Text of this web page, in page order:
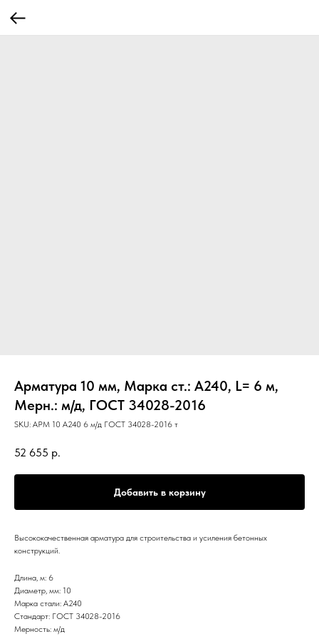
Арматура 10 мм, Марка ст.: А240, L= 6 м,
Мерн.: м/д, ГОСТ 34028-2016
SKU: АРМ 10 А240 6 м/д ГОСТ 34028-2016 т
52 655 р.
Добавить в корзину
Высококачественная арматура для строительства и усиления бетонных
конструкций.
Длина, м: 6
Диаметр, мм: 10
Марка стали: А240
Стандарт: ГОСТ 34028-2016
Мерность: м/д